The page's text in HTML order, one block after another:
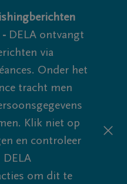
- DELA ontvangt
via
Onder het
tracht men
Klik niet op
en controleer
om dit te